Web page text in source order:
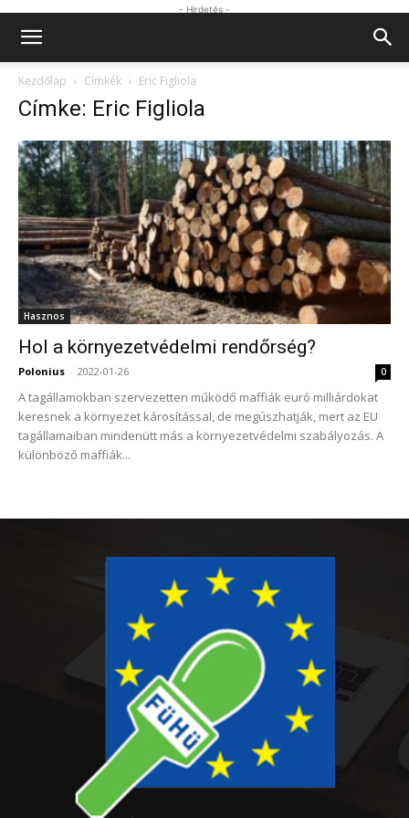
- Hirdetés -
Kezdőlap Címkék Eric Figliola
Címke: Eric Figliola
Hasznos
Hol a környezetvédelmi rendőrség?
Polonius - 2022-01-26 0
A tagállamokban szervezetten működő maffiák euró milliárdokat
keresnek a környezet károsítással, de megúszhatják, mert az EU
tagállamaiban mindenütt más a környezetvédelmi szabályozás. A
különböző maffiák...